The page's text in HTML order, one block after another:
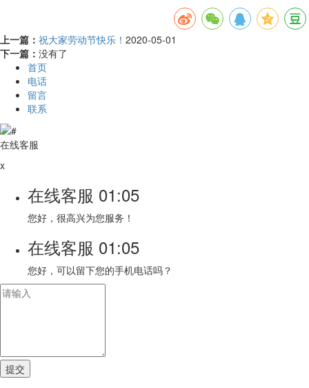
上一篇： 祝大家劳动节快乐！ 2020-05-01
下一篇： 没有了
首页
电话
留言
联系
在线客服
x
在线客服 01:05
您好，很高兴为您服务！
在线客服 01:05
您好，可以留下您的手机电话吗？